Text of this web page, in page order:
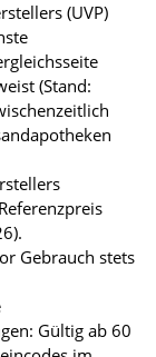
(UVP)
(Stand:
Gebrauch stets
Gültig ab 60